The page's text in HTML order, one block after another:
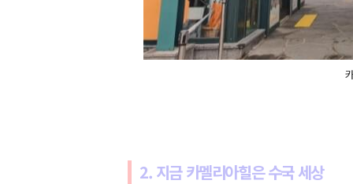
2. 지금 카멜리아힐은 수국 세상